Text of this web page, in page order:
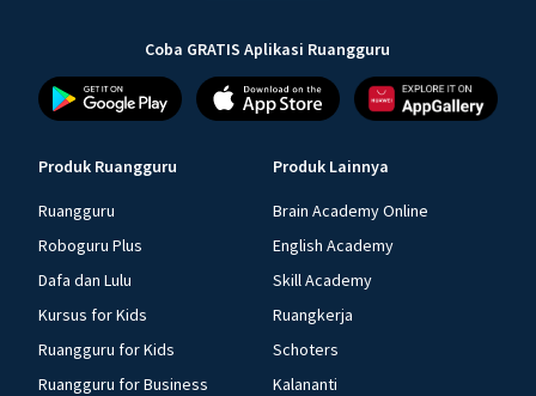
Coba GRATIS Aplikasi Ruangguru
Produk Ruangguru
Ruangguru
Roboguru Plus
Dafa dan Lulu
Kursus for Kids
Ruangguru for Kids
Ruangguru for Business
Produk Lainnya
Brain Academy Online
English Academy
Skill Academy
Ruangkerja
Schoters
Kalananti